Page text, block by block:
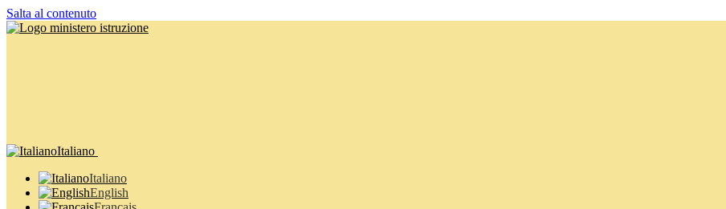
Salta al contenuto
Italiano
Italiano
English